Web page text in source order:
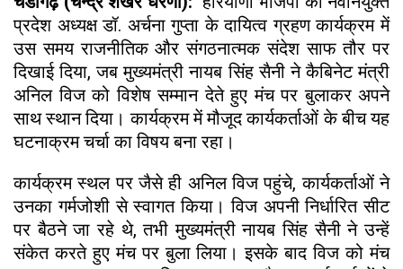
प्रदेश अध्यक्ष डॉ. अर्चना गुप्ता के दायित्व ग्रहण कार्यक्रम में
उस समय राजनीतिक और संगठनात्मक संदेश साफ तौर पर
दिखाई दिया, जब मुख्यमंत्री नायब सिंह सैनी ने कैबिनेट मंत्री
अनिल विज को विशेष सम्मान देते हुए मंच पर बुलाकर अपने
साथ स्थान दिया। कार्यक्रम में मौजूद कार्यकर्ताओं के बीच यह
घटनाक्रम चर्चा का विषय बना रहा।
कार्यक्रम स्थल पर जैसे ही अनिल विज पहुंचे, कार्यकर्ताओं ने
उनका गर्मजोशी से स्वागत किया। विज अपनी निर्धारित सीट
पर बैठने जा रहे थे, तभी मुख्यमंत्री नायब सिंह सैनी ने उन्हें
संकेत करते हुए मंच पर बुला लिया। इसके बाद विज को मंच